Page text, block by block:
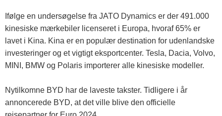
Ifølge en undersøgelse fra JATO Dynamics er der 491.000
kinesiske mærkebiler licenseret i Europa, hvoraf 65% er
lavet i Kina. Kina er en populær destination for udenlandske
investeringer og et vigtigt eksportcenter. Tesla, Dacia, Volvo,
MINI, BMW og Polaris importerer alle kinesiske modeller.
Nytilkomne BYD har de laveste takster. Tidligere i år
annoncerede BYD, at det ville blive den officielle